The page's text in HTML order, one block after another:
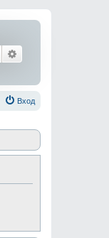
Поиск
Вход